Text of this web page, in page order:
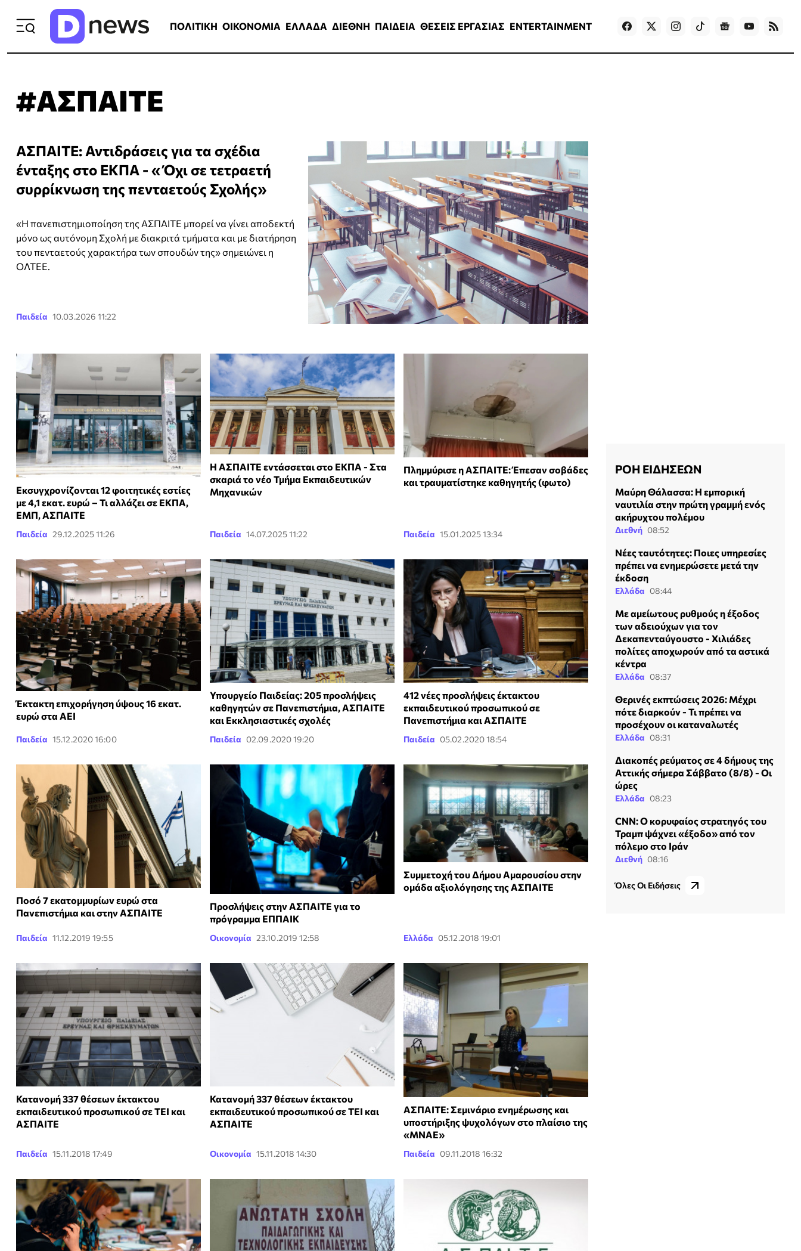
ΠΟΛΙΤΙΚΗ ΟΙΚΟΝΟΜΙΑ ΕΛΛΑΔΑ ΔΙΕΘΝΗ ΠΑΙΔΕΙΑ ΘΕΣΕΙΣ ΕΡΓΑΣΙΑΣ ENTERTAINMENT Games
#ΑΣΠΑΙΤΕ
ΑΣΠΑΙΤΕ: Αντιδράσεις για τα σχέδια
ένταξης στο ΕΚΠΑ - « Όχι σε τετραετή
συρρίκνωση της πενταετούς Σχολής»
«Η πανεπιστημιοποίηση της ΑΣΠΑΙΤΕ μπορεί να γίνει αποδεκτή
μόνο ως αυτόνομη Σχολή με διακριτά τμήματα και με διατήρηση
του πενταετούς χαρακτήρα των σπουδών της» σημειώνει η
ΟΛΤΕΕ.
Παιδεία 10.03.2026 11:22
Εκσυγχρονίζονται 12 φοιτητικές εστίες
με 4,1 εκατ. ευρώ – Τι αλλάζει σε ΕΚΠΑ,
ΕΜΠ, ΑΣΠΑΙΤΕ
Παιδεία 29.12.2025 11:26
Η ΑΣΠΑΙΤΕ εντάσσεται στο ΕΚΠΑ - Στα
σκαριά το νέο Τμήμα Εκπαιδευτικών
Μηχανικών
Παιδεία 14.07.2025 11:22
Πλημμύρισε η ΑΣΠΑΙΤΕ: Έπεσαν σοβάδες
και τραυματίστηκε καθηγητής (φωτο)
Παιδεία 15.01.2025 13:34
Έκτακτη επιχορήγηση ύψους 16 εκατ.
ευρώ στα ΑΕΙ
Παιδεία 15.12.2020 16:00
Υπουργείο Παιδείας: 205 προσλήψεις
καθηγητών σε Πανεπιστήμια, ΑΣΠΑΙΤΕ
και Εκκλησιαστικές σχολές
Παιδεία 02.09.2020 19:20
412 νέες προσλήψεις έκτακτου
εκπαιδευτικού προσωπικού σε
Πανεπιστήμια και ΑΣΠΑΙΤΕ
Παιδεία 05.02.2020 18:54
Ποσό 7 εκατομμυρίων ευρώ στα
Πανεπιστήμια και στην ΑΣΠΑΙΤΕ
Παιδεία 11.12.2019 19:55
Προσλήψεις στην ΑΣΠΑΙΤΕ για το
πρόγραμμα ΕΠΠΑΙΚ
Οικονομία 23.10.2019 12:58
Συμμετοχή του Δήμου Αμαρουσίου στην
ομάδα αξιολόγησης της ΑΣΠΑΙΤΕ
Ελλάδα 05.12.2018 19:01
Κατανομή 337 θέσεων έκτακτου
εκπαιδευτικού προσωπικού σε ΤΕΙ και
ΑΣΠΑΙΤΕ
Παιδεία 15.11.2018 17:49
Κατανομή 337 θέσεων έκτακτου
εκπαιδευτικού προσωπικού σε ΤΕΙ και
ΑΣΠΑΙΤΕ
Οικονομία 15.11.2018 14:30
ΑΣΠΑΙΤΕ: Σεμινάριο ενημέρωσης και
υποστήριξης ψυχολόγων στο πλαίσιο της
«ΜΝΑΕ»
Παιδεία 09.11.2018 16:32
ΡΟΗ ΕΙΔΗΣΕΩΝ
Μαύρη Θάλασσα: Η εμπορική
ναυτιλία στην πρώτη γραμμή ενός
ακήρυχτου πολέμου
Διεθνή 08:52
Νέες ταυτότητες: Ποιες υπηρεσίες
πρέπει να ενημερώσετε μετά την
έκδοση
Ελλάδα 08:44
Με αμείωτους ρυθμούς η έξοδος
των αδειούχων για τον
Δεκαπενταύγουστο - Χιλιάδες
πολίτες αποχωρούν από τα αστικά
κέντρα
Ελλάδα 08:37
Θερινές εκπτώσεις 2026: Μέχρι
πότε διαρκούν - Τι πρέπει να
προσέχουν οι καταναλωτές
Ελλάδα 08:31
Διακοπές ρεύματος σε 4 δήμους της
Αττικής σήμερα Σάββατο (8/8) - Οι
ώρες
Ελλάδα 08:23
CNN: Ο κορυφαίος στρατηγός του
Τραμπ ψάχνει «έξοδο» από τον
πόλεμο στο Ιράν
Διεθνή 08:16
Όλες Οι Ειδήσεις